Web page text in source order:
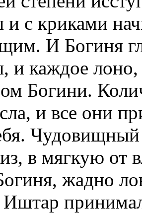
и с криками
И Богиня
каждое
Богини.
и все они
Чудовищный
в мягкую от
жадно
Иштар